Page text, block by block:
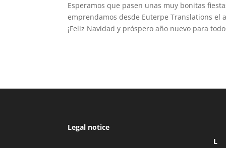
Esperamos que pasen unas muy bonitas
emprendamos desde Euterpe Translations el
¡Feliz Navidad y próspero año nuevo para
Legal notice
L